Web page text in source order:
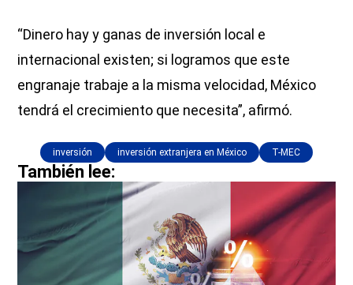
“Dinero hay y ganas de inversión local e
internacional existen; si logramos que este
engranaje trabaje a la misma velocidad, México
tendrá el crecimiento que necesita”, afirmó.
inversión inversión extranjera en México T-MEC
También lee: